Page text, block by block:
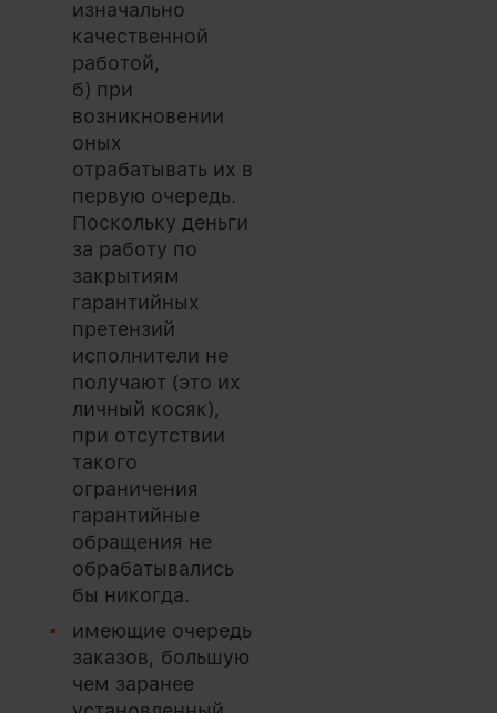
изначально
качественной
работой,
б) при
возникновении
оных
отрабатывать их в
первую очередь.
Поскольку деньги
за работу по
закрытиям
гарантийных
претензий
исполнители не
получают (это их
личный косяк),
при отсутствии
такого
ограничения
гарантийные
обращения не
обрабатывались
бы никогда.
имеющие очередь
заказов, большую
чем заранее